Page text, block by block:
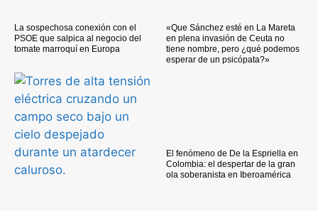
La sospechosa conexión con el
PSOE que salpica al negocio del
tomate marroquí en Europa
«Que Sánchez esté en La Mareta
en plena invasión de Ceuta no
tiene nombre, pero ¿qué podemos
esperar de un psicópata?»
El fenómeno de De la Espriella en
Colombia: el despertar de la gran
ola soberanista en Iberoamérica